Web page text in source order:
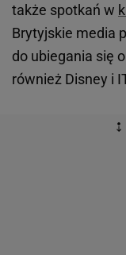
także spotkań w
Brytyjskie media
do ubiegania się
również Disney i